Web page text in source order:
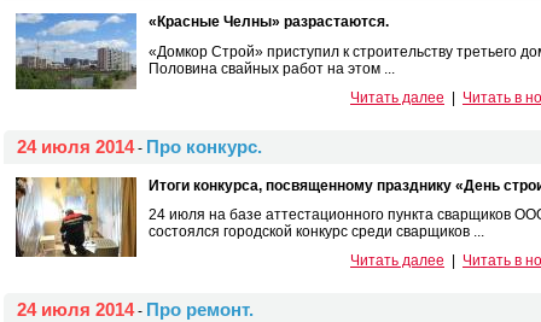
«Красные Челны» разрастаются.
«Домкор Строй» приступил к строительству третьего
Половина свайных работ на этом ...
Читать далее
Читать в
24 июля 2014- Про конкурс.
Итоги конкурса, посвященному празднику «День
24 июля на базе аттестационного пункта сварщиков
состоялся городской конкурс среди сварщиков ...
Читать далее
Читать в
24 июля 2014- Про ремонт.